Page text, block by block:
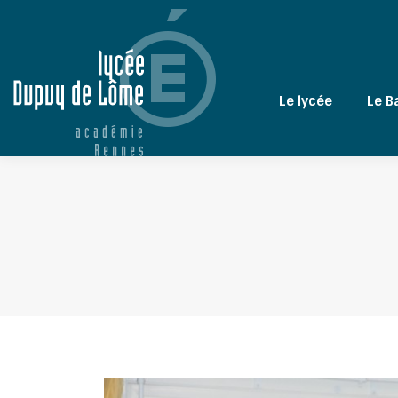
Le lycée Le